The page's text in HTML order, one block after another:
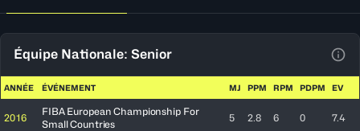
Équipe Nationale: Senior
ANNÉE ÉVÉNEMENT MJ PPM RPM PDPM EV
2016
FIBA European Championship For
Small Countries
5 2.8 6 0 7.4